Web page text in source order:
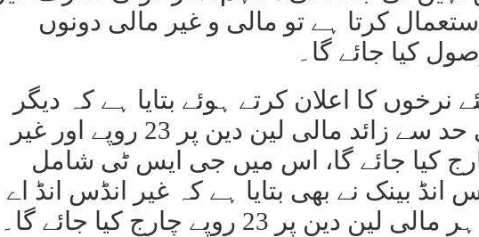
کرتا ہے تو مالی و غیر مالی دونوں
کیا جائے گا۔
نرخوں کا اعلان کرتے ہوئے بتایا ہے کہ دیگر
بینکوں کے اے ٹی ایم پر فری حد سے زائد مالی لین دین پر 23 روپے اور غیر
پر 11 روپے چارج کیا جائے گا، اس میں جی ایس ٹی شامل
بینک نے بھی بتایا ہے کہ غیر انڈس انڈ اے
23 روپے چارج کیا جائے گا۔